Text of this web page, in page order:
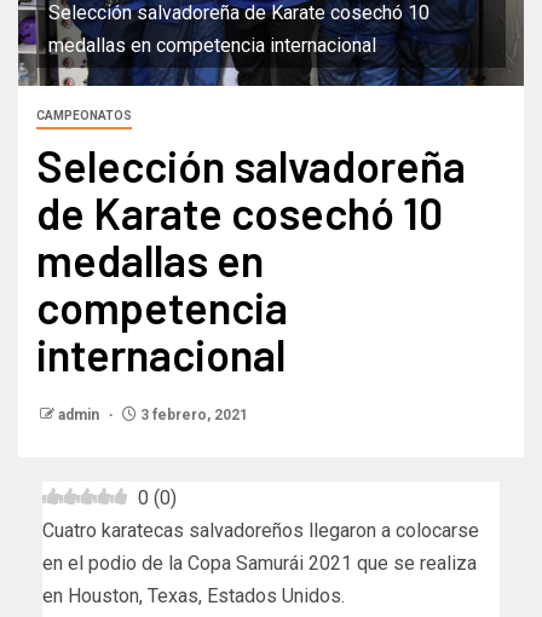
Selección salvadoreña de Karate cosechó 10
medallas en competencia internacional
CAMPEONATOS
Selección salvadoreña
de Karate cosechó 10
medallas en
competencia
internacional
admin 3 febrero, 2021
0 (0)
Cuatro karatecas salvadoreños llegaron a colocarse
en el podio de la Copa Samurái 2021 que se realiza
en Houston, Texas, Estados Unidos.